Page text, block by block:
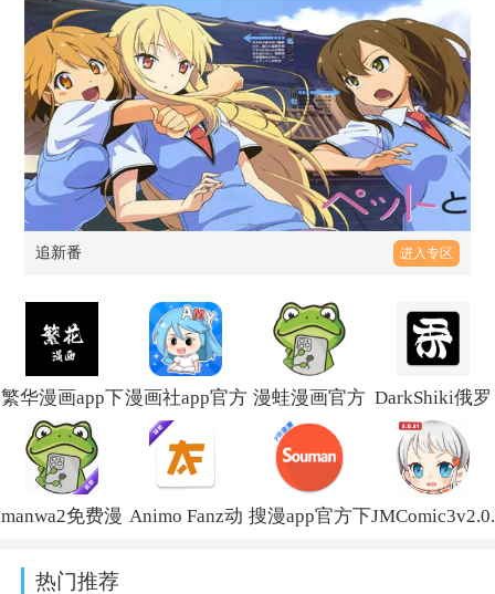
追新番 进入专区
繁华漫画app下
载安装最新版
v4.0.6
漫画社app官方
最新版本v3.0.1
漫蛙漫画官方
版正版下载安
装(漫蛙
2)v1.1.21
DarkShiki俄罗
斯漫画安卓下
载v0.7.0
manwa2免费漫 Animo Fanz动 搜漫app官方下
热门推荐